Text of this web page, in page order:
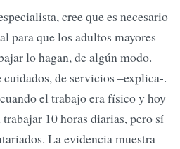
cree que es necesario
para que los adultos mayores
lo hagan, de algún modo.
de servicios –explica-.
el trabajo era físico y hoy
10 horas diarias, pero sí
La evidencia muestra